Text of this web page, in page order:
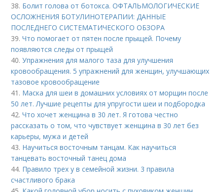
38. Болит голова от ботокса. ОФТАЛЬМОЛОГИЧЕСКИЕ
ОСЛОЖНЕНИЯ БОТУЛИНОТЕРАПИИ: ДАННЫЕ
ПОСЛЕДНЕГО СИСТЕМАТИЧЕСКОГО ОБЗОРА
39.Что помогает от пятен после прыщей. Почему
появляются следы от прыщей
40.Упражнения для малого таза для улучшения
кровообращения. 5 упражнений для женщин, улучшающих
тазовое кровообращение
41. Маска для шеи в домашних условиях от морщин после
50 лет. Лучшие рецепты для упругости шеи и подбородка
42.Что хочет женщина в 30 лет. Я готова честно
рассказать о том, что чувствует женщина в 30 лет без
карьеры, мужа и детей
43. Научиться восточным танцам. Как научиться
танцевать восточный танец дома
44. Правило трех у в семейной жизни. 3 правила
счастливого брака